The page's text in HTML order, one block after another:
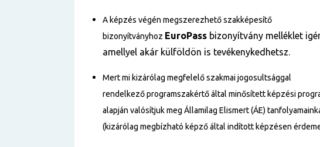
A képzés végén megszerezhető szakképesítő
bizonyítványhoz EuroPass bizonyítvány melléklet
amellyel akár külföldön is tevékenykedhetsz.
Mert mi kizárólag megfelelő szakmai jogosultsággal
rendelkező programszakértő által minősített képzési
alapján valósítjuk meg Államilag Elismert (ÁE)
(kizárólag megbízható képző által indított képzésen